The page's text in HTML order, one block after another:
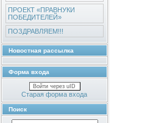
ПРОЕКТ «ПРАВНУКИ
ПОБЕДИТЕЛЕЙ»
ПОЗДРАВЛЯЕМ!!!
Новостная рассылка
Форма входа
Войти через uID
Старая форма входа
Поиск